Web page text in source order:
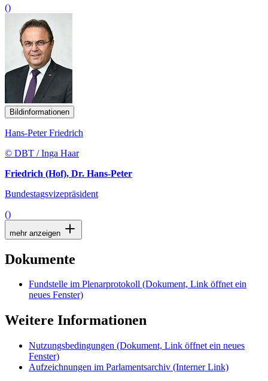
()
Bildinformationen
Hans-Peter Friedrich
© DBT / Inga Haar
Friedrich (Hof), Dr. Hans-Peter
Bundestagsvizepräsident
()
mehr anzeigen
Dokumente
Fundstelle im Plenarprotokoll (Dokument, Link öffnet ein
neues Fenster)
Weitere Informationen
Nutzungsbedingungen (Dokument, Link öffnet ein neues
Fenster)
Aufzeichnungen im Parlamentsarchiv (Interner Link)